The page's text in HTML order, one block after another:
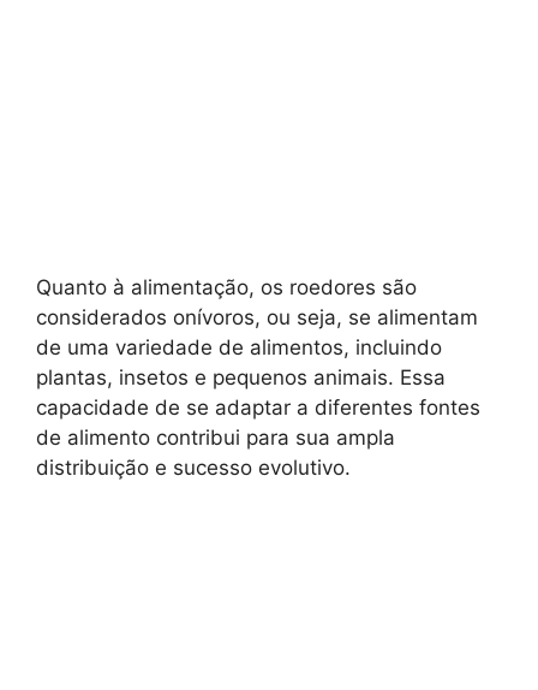
Quanto à alimentação, os roedores são
considerados onívoros, ou seja, se alimentam
de uma variedade de alimentos, incluindo
plantas, insetos e pequenos animais. Essa
capacidade de se adaptar a diferentes fontes
de alimento contribui para sua ampla
distribuição e sucesso evolutivo.